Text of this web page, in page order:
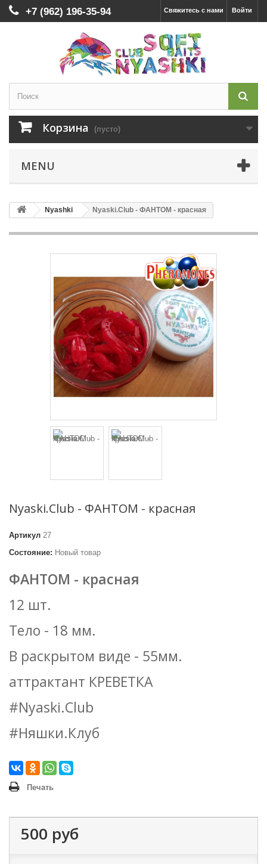
Войти
Свяжитесь с нами
+7 (962) 196-35-94
Корзина (пусто)
MENU
Nyashki Nyaski.Club - ФАНТОМ - красная
Nyaski.Club - ФАНТОМ - красная
Артикул 27
Состояние: Новый товар
ФАНТОМ - красная
12 шт.
Тело - 18 мм.
В раскрытом виде - 55мм.
аттрактант КРЕВЕТКА
#Nyaski.Club
#Няшки.Клуб
Печать
500 руб